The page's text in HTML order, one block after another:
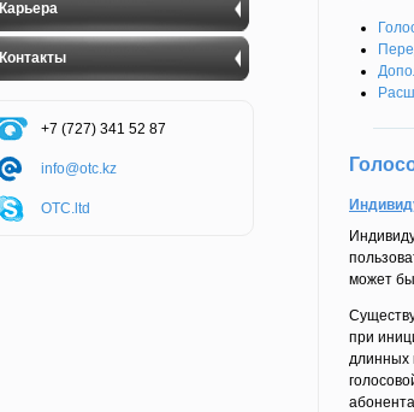
может
при
длинных
Карьера
Контакты
+7 (727) 341 52 87
info@otc.kz
OTC.ltd